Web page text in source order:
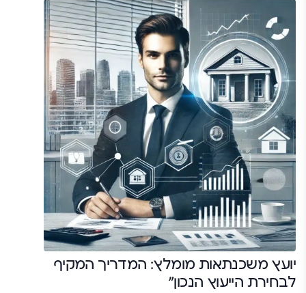
יועץ משכנתאות מומלץ: המדריך המקיף
לבחירת הייעוץ הנכון"